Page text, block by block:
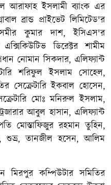
আরাফাহ ইসলামী ব্যাংক এর
ব্রান্ড প্রাইভেট লিমিটেড'র
সমীর কুমার দাশ, ইসিএস'র
ডিরেক্টর শামীম
নোমান সিকদার, এলিফ্যান্ট
শরিফুল ইসলাম সোহেল,
সেক্রেটারি ইকবাল হোসেন,
মোঃ মনিরুল ইসলাম,
আবুল হাসান, এলিফ্যান্ট
মোস্তাফিজুর রহমান তুহিন,
শুভ্র, তানজীল হসেন, আলিম
মিরপুর কম্পিউটার সমিতির